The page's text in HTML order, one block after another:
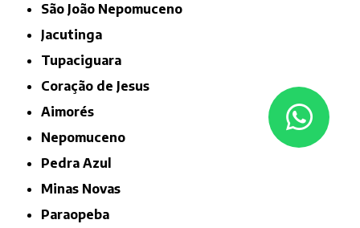
São João Nepomuceno
Jacutinga
Tupaciguara
Coração de Jesus
Aimorés
Nepomuceno
Pedra Azul
Minas Novas
Paraopeba